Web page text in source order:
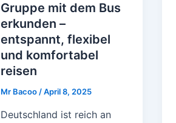
Gruppe mit dem Bus
erkunden –
entspannt, flexibel
und komfortabel
reisen
Mr Bacoo /April 8, 2025
Deutschland ist reich an